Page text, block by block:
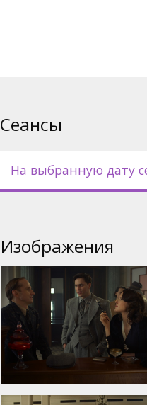
Сеансы
На выбранную дату
Изображения